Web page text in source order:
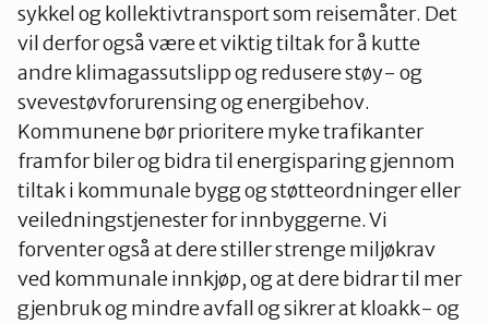
sykkel og kollektivtransport som reisemåter. Det
vil derfor også være et viktig tiltak for å kutte
andre klimagassutslipp og redusere støy- og
svevestøvforurensing og energibehov.
Kommunene bør prioritere myke trafikanter
framfor biler og bidra til energisparing gjennom
tiltak i kommunale bygg og støtteordninger eller
veiledningstjenester for innbyggerne. Vi
forventer også at dere stiller strenge miljøkrav
ved kommunale innkjøp, og at dere bidrar til mer
gjenbruk og mindre avfall og sikrer at kloakk- og